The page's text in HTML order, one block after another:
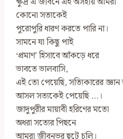
কোনো সত্যকেই
পুরোপুরি ধারণ করতে পারি না।
সামনে যা কিছু পাই
‘প্রমাণ’ হিসাবে আঁকড়ে ধরে
ভাবতে ভালবাসি,
এই তো পেয়েছি, সত্যিকারের
আসল সত্যকেই পেয়েছি …।
জাদুপুরীর মায়াবী হরিণের মতো
অধরা সত্যের পিছনে